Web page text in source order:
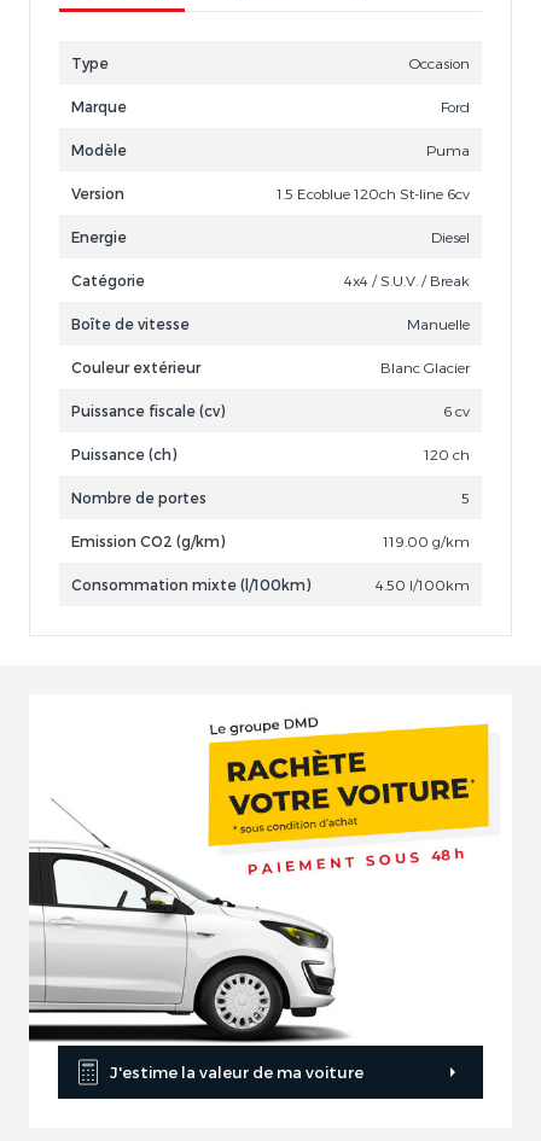
Type Occasion
Marque Ford
Modèle Puma
Version 1.5 Ecoblue 120ch St-line 6cv
Energie Diesel
Catégorie 4x4 / S.U.V. / Break
Boîte de vitesse Manuelle
Couleur extérieur Blanc Glacier
Puissance fiscale (cv) 6 cv
Puissance (ch) 120 ch
Nombre de portes 5
Emission CO2 (g/km) 119.00 g/km
Consommation mixte (l/100km) 4.50 l/100km
J'estime la valeur de ma voiture